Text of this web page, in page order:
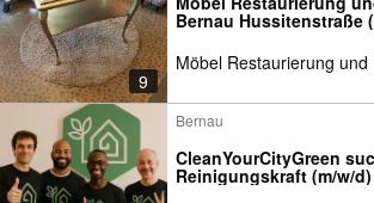
9
Bernau Hussitenstraße
Möbel Restaurierung und
Bernau
CleanYourCityGreen
Reinigungskraft (m/w/d)